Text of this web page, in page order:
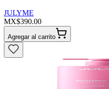
JULYME
MX$390.00
Agregar al carrito